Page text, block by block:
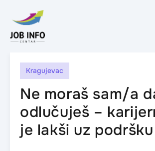
Skip to content
Kragujevac
Ne moraš sam/a
odlučuješ –
je lakši uz podršku